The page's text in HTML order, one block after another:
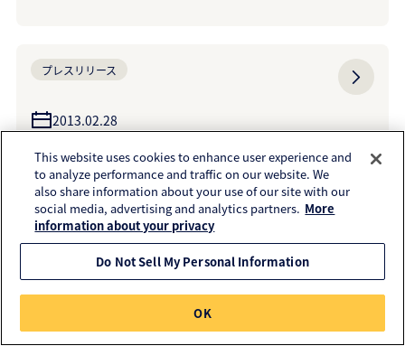
プレスリリース
2013.02.28
~国際的な安全規格の認証~ 面ファスナー<フリ
ーマジック>がUL認証を取得 ~電気、機械、自
動車分野などでグローバルに展開~ （クラレフ
ァスニング株式会社）
プレスリリース
2013.02.20
This website uses cookies to enhance user experience and
to analyze performance and traffic on our website. We
also share information about your use of our site with our
social media, advertising and analytics partners. More
information about your privacy
Do Not Sell My Personal Information
OK